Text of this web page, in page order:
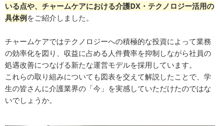
いる点や、チャームケアにおける介護DX・テクノロジー活用の
具体例をご紹介しました。
チャームケアではテクノロジーへの積極的な投資によって業務
の効率化を図り、収益に占める人件費率を抑制しながら社員の
処遇改善につなげる新たな運営モデルを採用しています。
これらの取り組みについても図表を交えて解説したことで、学
生の皆さんに介護業界の「今」を実感していただけたのではな
いでしょうか。